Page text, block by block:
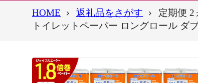
HOME 返礼品をさがす
定期便 2
トイレットペーパー ロングロール ダ